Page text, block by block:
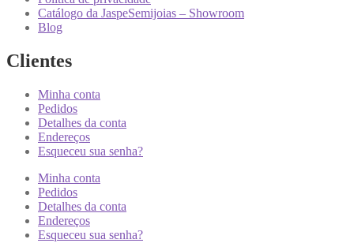
Catálogo da JaspeSemijoias – Showroom
Blog
Clientes
Minha conta
Pedidos
Detalhes da conta
Endereços
Esqueceu sua senha?
Minha conta
Pedidos
Detalhes da conta
Endereços
Esqueceu sua senha?